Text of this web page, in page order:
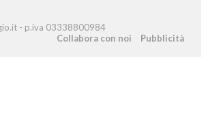
- p.iva 03338800984
Collabora con noi
Pubblicità